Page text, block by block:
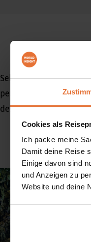
Cookies als
Ich packe meine
Damit deine Reise
Einige davon sind
und Anzeigen zu
Website und deine
Selbstverständlich
personenbezogenen
des